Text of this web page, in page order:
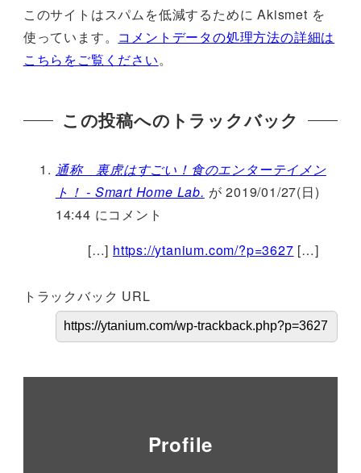
このサイトはスパムを低減するために Akismet を
使っています。 コメントデータの処理方法の詳細は
こちらをご覧ください。
この投稿へのトラックバック
通称 裏虎はすごい！食のエンターテイメン
ト！ - Smart Home Lab. が 2019/01/27(日)
14:44 にコメント
[…] https://ytanium.com/?p=3627 […]
トラックバック URL
Profile